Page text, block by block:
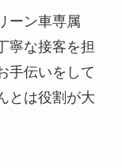
ーン車専属
寧な接客を担
手伝いをして
とは役割が大